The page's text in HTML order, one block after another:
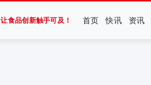
让食品创新触手可及！ 首页 快讯 资讯